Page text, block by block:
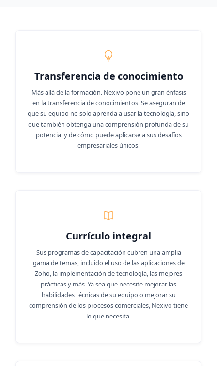
Transferencia de conocimiento
Más allá de la formación, Nexivo pone un gran énfasis
en la transferencia de conocimientos. Se aseguran de
que su equipo no solo aprenda a usar la tecnología, sino
que también obtenga una comprensión profunda de su
potencial y de cómo puede aplicarse a sus desafíos
empresariales únicos.
Currículo integral
Sus programas de capacitación cubren una amplia
gama de temas, incluido el uso de las aplicaciones de
Zoho, la implementación de tecnología, las mejores
prácticas y más. Ya sea que necesite mejorar las
habilidades técnicas de su equipo o mejorar su
comprensión de los procesos comerciales, Nexivo tiene
lo que necesita.